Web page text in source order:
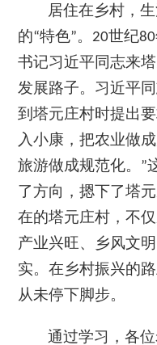
居住在乡村，
的“特色”。 20世纪80
书记习近平同志来
发展路子。习近平
到塔元庄村时提出要
入小康，把农业做
旅游做成规范化。 ”
了方向 ，摁下了塔
在的塔元庄村，不
产业兴旺、乡风文
实。在乡村振兴的
从未停下脚步。
通过学习，各